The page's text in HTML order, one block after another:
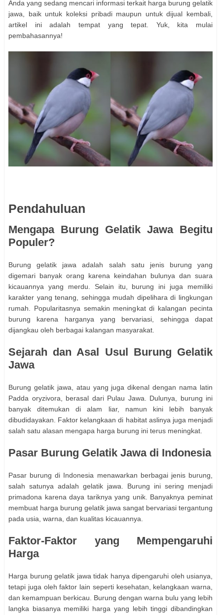
Anda yang sedang mencari informasi terkait harga burung gelatik
jawa, baik untuk koleksi pribadi maupun untuk dijual kembali,
artikel ini adalah tempat yang tepat. Yuk, kita mulai
pembahasannya!
Pendahuluan
Mengapa Burung Gelatik Jawa Begitu
Populer?
Burung gelatik jawa adalah salah satu jenis burung yang
digemari banyak orang karena keindahan bulunya dan suara
kicauannya yang merdu. Selain itu, burung ini juga memiliki
karakter yang tenang, sehingga mudah dipelihara di lingkungan
rumah. Popularitasnya semakin meningkat di kalangan pecinta
burung karena harganya yang bervariasi, sehingga dapat
dijangkau oleh berbagai kalangan masyarakat.
Sejarah dan Asal Usul Burung Gelatik
Jawa
Burung gelatik jawa, atau yang juga dikenal dengan nama latin
Padda oryzivora, berasal dari Pulau Jawa. Dulunya, burung ini
banyak ditemukan di alam liar, namun kini lebih banyak
dibudidayakan. Faktor kelangkaan di habitat aslinya juga menjadi
salah satu alasan mengapa harga burung ini terus meningkat.
Pasar Burung Gelatik Jawa di Indonesia
Pasar burung di Indonesia menawarkan berbagai jenis burung,
salah satunya adalah gelatik jawa. Burung ini sering menjadi
primadona karena daya tariknya yang unik. Banyaknya peminat
membuat harga burung gelatik jawa sangat bervariasi tergantung
pada usia, warna, dan kualitas kicauannya.
Faktor-Faktor yang Mempengaruhi
Harga
Harga burung gelatik jawa tidak hanya dipengaruhi oleh usianya,
tetapi juga oleh faktor lain seperti kesehatan, kelangkaan warna,
dan kemampuan berkicau. Burung dengan warna bulu yang lebih
langka biasanya memiliki harga yang lebih tinggi dibandingkan